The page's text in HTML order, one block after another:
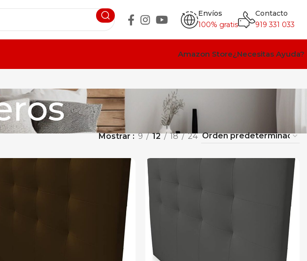
Envíos
100% gratis
Contacto
919 331 033
Amazon Store¿Necesitas Ayuda?
Mostrar 9 12 18 24